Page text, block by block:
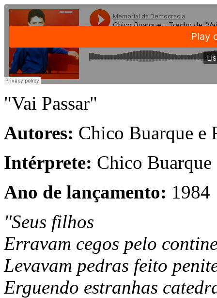
"Vai Passar"
Autores: Chico Buarque e
Intérprete: Chico Buarque
Ano de lançamento: 1984
"Seus filhos
Erravam cegos pelo
Levavam pedras feito
Erguendo estranhas